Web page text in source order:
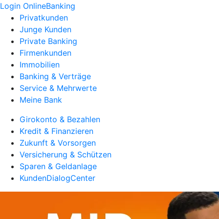
Login OnlineBanking
Privatkunden
Junge Kunden
Private Banking
Firmenkunden
Immobilien
Banking & Verträge
Service & Mehrwerte
Meine Bank
Girokonto & Bezahlen
Kredit & Finanzieren
Zukunft & Vorsorgen
Versicherung & Schützen
Sparen & Geldanlage
KundenDialogCenter